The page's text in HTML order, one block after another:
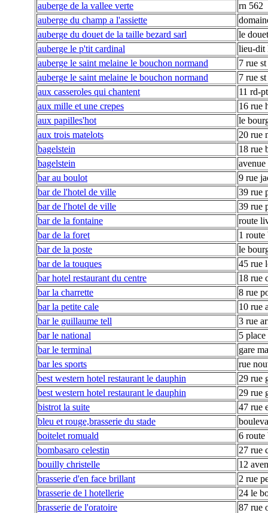
auberge de la vallee verte
rn 562
auberge du champ a l'assiette
auberge du douet de la taille bezard sarl
le
auberge le p'tit cardinal
lieu-dit
auberge le saint melaine le bouchon normand
7 rue
auberge le saint melaine le bouchon normand
7 rue
aux casseroles qui chantent
11 rd-
aux mille et une crepes
16 rue
aux papilles'hot
le
aux trois matelots
20 rue
bagelstein
18 rue
bagelstein
bar au boulot
9 rue
bar de l'hotel de ville
39 rue
bar de l'hotel de ville
39 rue
bar de la fontaine
route
bar de la foret
1 route
bar de la poste
le
bar de la touques
45 rue
bar hotel restaurant du centre
18 rue
bar la charrette
8 rue
bar la petite cale
10 rue
bar le guillaume tell
3 rue
bar le national
5
bar le terminal
gare
bar les sports
rue
best western hotel restaurant le dauphin
29 rue
best western hotel restaurant le dauphin
29 rue
bistrot la suite
47 rue
bleu et rouge,brasserie du stade
boitelet romuald
6 route
bombasaro celestin
27 rue
bouilly christelle
12
brasserie d'en face brillant
2 rue
brasserie de l hotellerie
24 le
brasserie de l'oratoire
87 rue